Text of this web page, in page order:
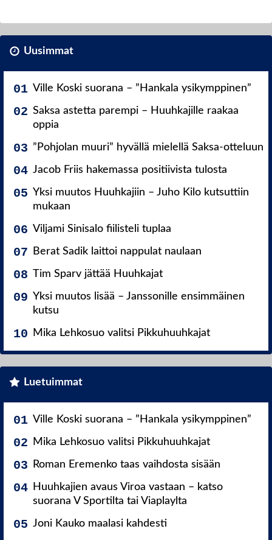
Uusimmat
Ville Koski suorana – ”Hankala ysikymppinen”
Saksa astetta parempi – Huuhkajille raakaa
oppia
”Pohjolan muuri” hyvällä mielellä Saksa-otteluun
Jacob Friis hakemassa positiivista tulosta
Yksi muutos Huuhkajiin – Juho Kilo kutsuttiin
mukaan
Viljami Sinisalo fiilisteli tuplaa
Berat Sadik laittoi nappulat naulaan
Tim Sparv jättää Huuhkajat
Yksi muutos lisää – Janssonille ensimmäinen
kutsu
Mika Lehkosuo valitsi Pikkuhuuhkajat
Luetuimmat
Ville Koski suorana – ”Hankala ysikymppinen”
Mika Lehkosuo valitsi Pikkuhuuhkajat
Roman Eremenko taas vaihdosta sisään
Huuhkajien avaus Viroa vastaan – katso
suorana V Sportilta tai Viaplaylta
Joni Kauko maalasi kahdesti